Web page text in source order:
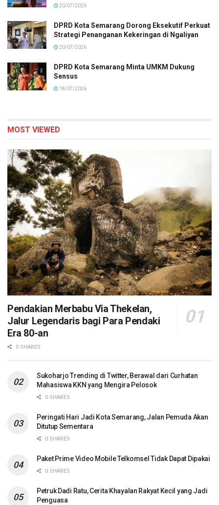
20/07/2026
DPRD Kota Semarang Dorong Eksekutif Perkuat
Strategi Penanganan Kekeringan di Ngaliyan
20/07/2026
DPRD Kota Semarang Minta UMKM Dukung
Sensus
18/07/2026
MOST VIEWED
Pendakian Merbabu Via Thekelan,
Jalur Legendaris bagi Para Pendaki
Era 80-an
0 SHARES
Sukoharjo Trending di Twitter, Berawal dari Curhatan
Mahasiswa KKN yang Mengira Pelosok
0 SHARES
Peringati Hari Jadi Kota Semarang, Jalan Pemuda Akan
Ditutup Sementara
0 SHARES
Paket Prime Video Mobile Telkomsel Tidak Dapat Dipakai
0 SHARES
Petruk Dadi Ratu, Cerita Khayalan Rakyat Kecil yang Jadi
Penguasa